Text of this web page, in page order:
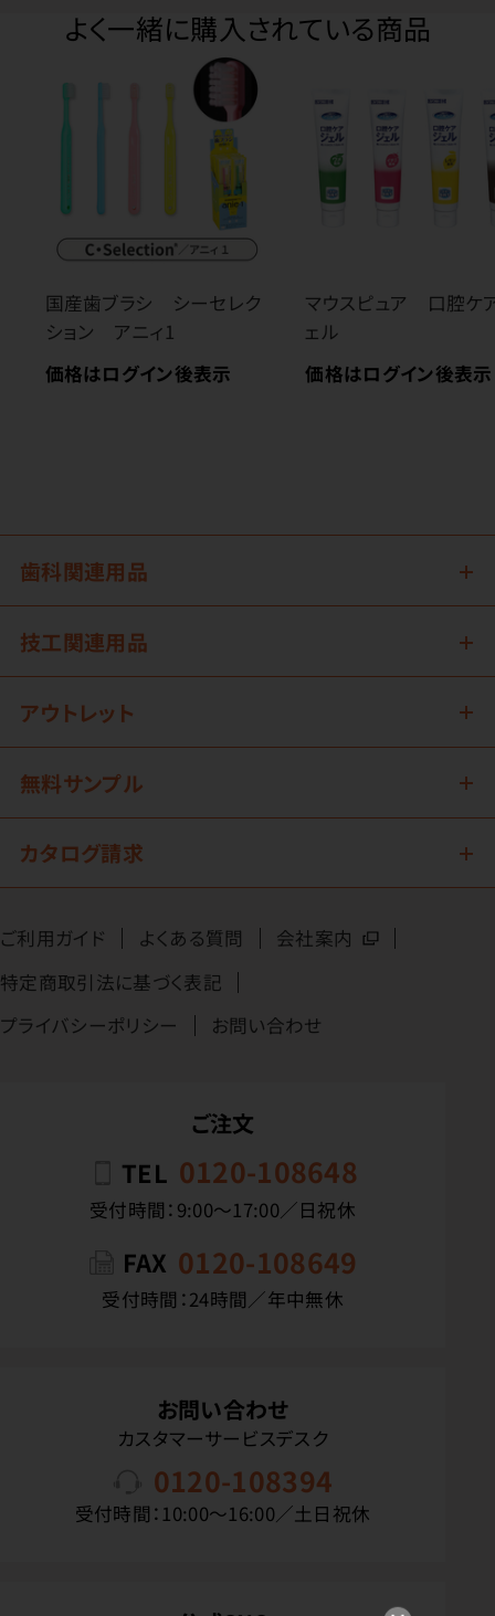
よく一緒に購入されている商品
国産歯ブラシ シーセレク
ション アニィ1
価格はログイン後表示
マウスピュア 口腔ケ
ェル
価格はログイン後表示
歯科関連用品
技工関連用品
アウトレット
無料サンプル
カタログ請求
ご利用ガイド よくある質問
会社案内
特定商取引法に基づく表記
プライバシーポリシー
お問い合わせ
ご注文
TEL 0120-108648
受付時間：9:00〜17:00／日祝休
FAX 0120-108649
受付時間：24時間／年中無休
お問い合わせ
カスタマーサービスデスク
0120-108394
受付時間：10:00〜16:00／土日祝休